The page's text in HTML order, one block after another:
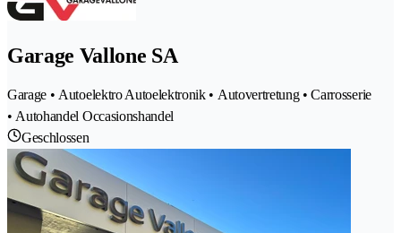
Garage Vallone SA
Garage • Autoelektro Autoelektronik • Autovertretung • Carrosserie
• Autohandel Occasionshandel
Geschlossen